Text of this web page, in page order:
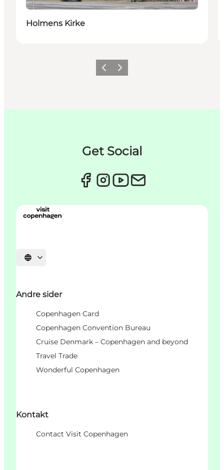
Holmens Kirke
ForrigeNæste
Get Social
Vælg sprog
Andre sider
Copenhagen Card
Copenhagen Convention Bureau
Cruise Denmark – Copenhagen and beyond
Travel Trade
Wonderful Copenhagen
Kontakt
Contact Visit Copenhagen